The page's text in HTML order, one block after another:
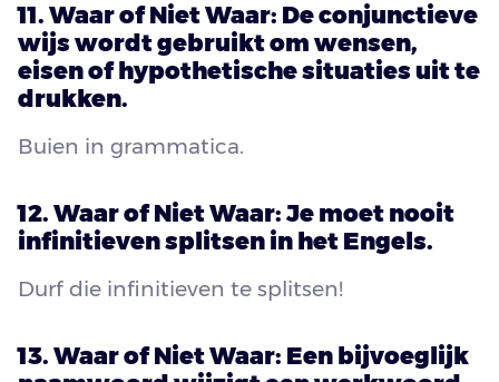
11. Waar of Niet Waar: De conjunctieve
wijs wordt gebruikt om wensen,
eisen of hypothetische situaties uit te
drukken.
Buien in grammatica.
12. Waar of Niet Waar: Je moet nooit
infinitieven splitsen in het Engels.
Durf die infinitieven te splitsen!
13. Waar of Niet Waar: Een bijvoeglijk